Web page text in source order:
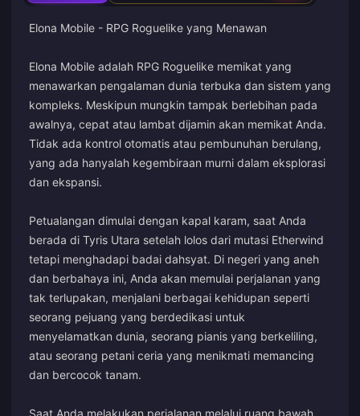
Elona Mobile - RPG Roguelike yang Menawan
Elona Mobile adalah RPG Roguelike memikat yang
menawarkan pengalaman dunia terbuka dan sistem yang
kompleks. Meskipun mungkin tampak berlebihan pada
awalnya, cepat atau lambat dijamin akan memikat Anda.
Tidak ada kontrol otomatis atau pembunuhan berulang,
yang ada hanyalah kegembiraan murni dalam eksplorasi
dan ekspansi.
Petualangan dimulai dengan kapal karam, saat Anda
berada di Tyris Utara setelah lolos dari mutasi Etherwind
tetapi menghadapi badai dahsyat. Di negeri yang aneh
dan berbahaya ini, Anda akan memulai perjalanan yang
tak terlupakan, menjalani berbagai kehidupan seperti
seorang pejuang yang berdedikasi untuk
menyelamatkan dunia, seorang pianis yang berkeliling,
atau seorang petani ceria yang menikmati memancing
dan bercocok tanam.
Saat Anda melakukan perjalanan melalui ruang bawah